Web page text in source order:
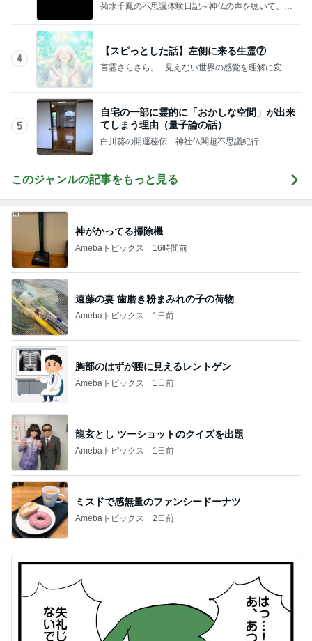
菊水千鳳の不思議体験日記～神仏の声を聴いて、人
4
【スピっとした話】左側に来る生霊⑦
言霊さらさら。─見えない世界の感覚を理解に変え
5
自宅の一部に霊的に「おかしな空間」が出来
てしまう理由（量子論の話）
白川葵の開運秘伝 神社仏閣超不思議紀行
このジャンルの記事をもっと見る
神がかってる掃除機
Amebaトピックス 16時間前
遠藤の妻 歯磨き粉まみれの子の荷物
Amebaトピックス 1日前
胸部のはずが腰に見えるレントゲン
Amebaトピックス 1日前
龍玄とし ツーショットのクイズを出題
Amebaトピックス 1日前
ミスドで感無量のファンシードーナツ
Amebaトピックス 2日前